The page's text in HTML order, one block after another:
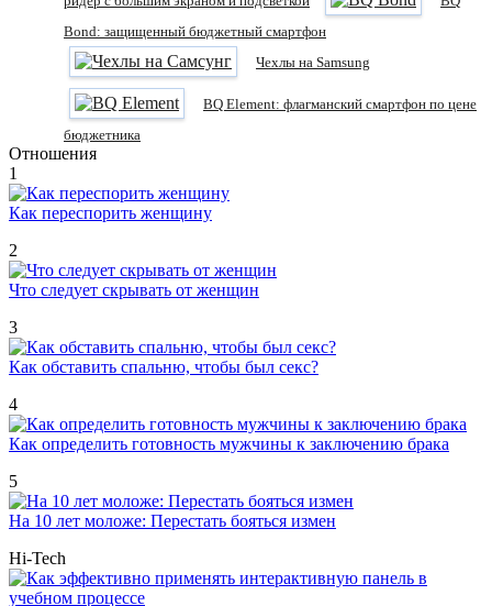
Bond: защищенный бюджетный смартфон
Чехлы на Samsung
BQ Element: флагманский смартфон по цене
бюджетника
Отношения
1
Как переспорить женщину
2
Что следует скрывать от женщин
3
Как обставить спальню, чтобы был секс?
4
Как определить готовность мужчины к заключению брака
5
На 10 лет моложе: Перестать бояться измен
Hi-Tech